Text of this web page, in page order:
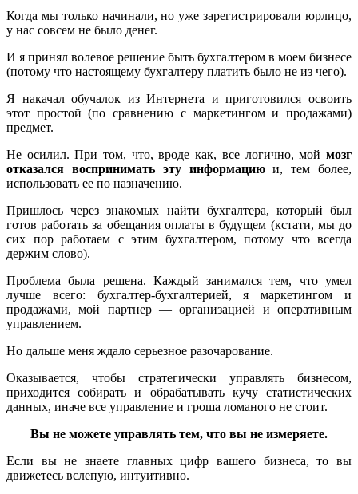
Когда мы только начинали, но уже зарегистрировали юрлицо,
у нас совсем не было денег.
И я принял волевое решение быть бухгалтером в моем бизнесе
(потому что настоящему бухгалтеру платить было не из чего).
Я накачал обучалок из Интернета и приготовился освоить
этот простой (по сравнению с маркетингом и продажами)
предмет.
Не осилил. При том, что, вроде как, все логично, мой мозг
отказался воспринимать эту информациюи, тем более,
использовать ее по назначению.
Пришлось через знакомых найти бухгалтера, который был
готов работать за обещания оплаты в будущем (кстати, мы до
сих пор работаем с этим бухгалтером, потому что всегда
держим слово).
Проблема была решена. Каждый занимался тем, что умел
лучше всего: бухгалтер-бухгалтерией, я маркетингом и
продажами, мой партнер — организацией и оперативным
управлением.
Но дальше меня ждало серьезное разочарование.
Оказывается, чтобы стратегически управлять бизнесом,
приходится собирать и обрабатывать кучу статистических
данных, иначе все управление и гроша ломаного не стоит.
Вы не можете управлять тем, что вы не измеряете.
Если вы не знаете главных цифр вашего бизнеса, то вы
движетесь вслепую, интуитивно.